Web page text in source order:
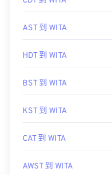
AST 到 WITA
HDT 到 WITA
BST 到 WITA
KST 到 WITA
CAT 到 WITA
AWST 到 WITA